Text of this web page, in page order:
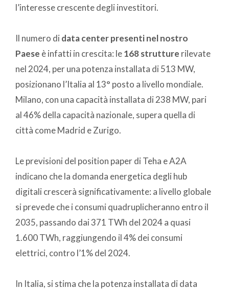
l’interesse crescente degli investitori.
Il numero di data center presenti nel nostro
Paese è infatti in crescita: le168 strutture rilevate
nel 2024, per una potenza installata di 513 MW,
posizionano l’Italia al 13° posto a livello mondiale.
Milano, con una capacità installata di 238 MW, pari
al 46% della capacità nazionale, supera quella di
città come Madrid e Zurigo.
Le previsioni del position paper di Teha e A2A
indicano che la domanda energetica degli hub
digitali crescerà significativamente: a livello globale
si prevede che i consumi quadruplicheranno entro il
2035, passando dai 371 TWh del 2024 a quasi
1.600 TWh, raggiungendo il 4% dei consumi
elettrici, contro l’1% del 2024.
In Italia, si stima che la potenza installata di data